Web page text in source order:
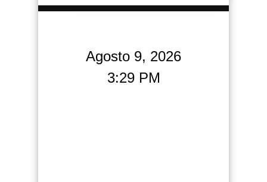
Agosto 9, 2026
3:29 PM